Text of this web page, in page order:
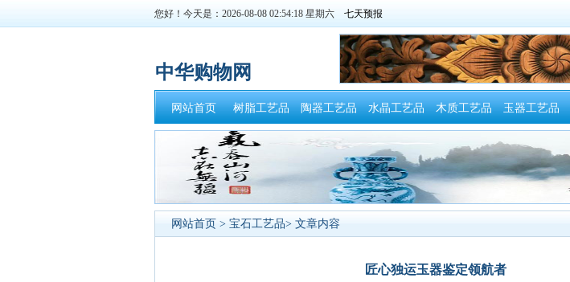
您好！今天是：2026-08-08 02:54:18 星期六
中华购物网
网站首页 树脂工艺品 陶器工艺品 水晶工艺品 木质工艺品 玉器工艺品
网站首页 > 宝石工艺品> 文章内容
匠心独运玉器鉴定领航者